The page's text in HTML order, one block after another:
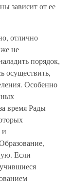
зависит от ее
отлично
не
порядок,
осуществить,
Особенно
время Рады
и
Если